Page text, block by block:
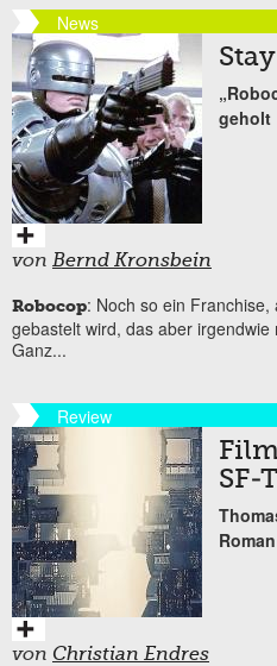
News
geholt
von Bernd Kronsbein
Robocop: Noch so ein
gebastelt wird, das aber
Ganz...
Review
SF-
von Christian Endres